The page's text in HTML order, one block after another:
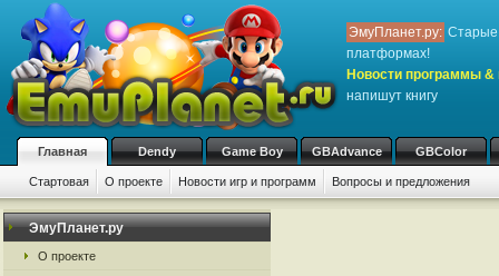
ЭмуПланет.ру: Старые
платформах!
Новости программы &
напишут книгу
Главная Dendy Game Boy GBAdvance GBColor
Стартовая О проекте Новости игр и программ Вопросы и предложения
ЭмуПланет.ру
О проекте